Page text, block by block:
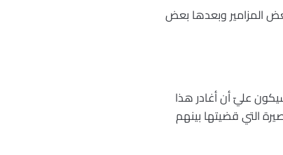
المزامير وبعدها بعض
عليّ أن أغادر هذا
التي قضيتها بينهم